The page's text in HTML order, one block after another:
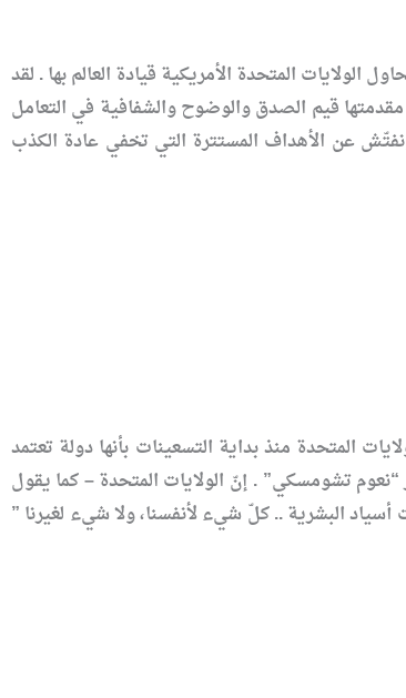
المتحدة الأمريكية قيادة العالم بها . لقد
قيم الصدق والوضوح والشفافية في التعامل
عن الأهداف المستترة التي تخفي عادة الكذب
المتحدة منذ بداية التسعينات بأنها دولة تعتمد
“نعوم تشومسكي” . إنّ الولايات المتحدة – كما يقول
البشرية .. كلّ شيء لأنفسنا، ولا شيء لغيرنا ”